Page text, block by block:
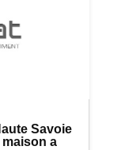
Savoie
a